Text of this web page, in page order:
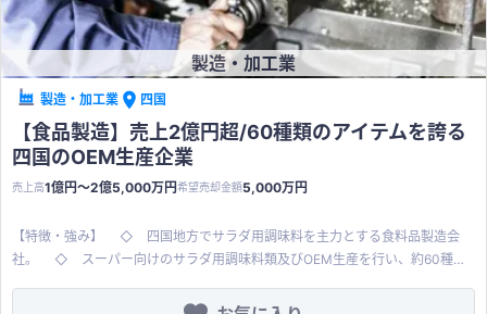
製造・加工業
製造・加工業 四国
【食品製造】売上2億円超/60種類のアイテムを誇る
四国のOEM生産企業
売上高1億円〜2億5,000万円希望売却金額5,000万円
【特徴・強み】 ◇ 四国地方でサラダ用調味料を主力とする食料品製造会
社。 ◇ スーパー向けのサラダ用調味料類及びOEM生産を行い、約60種類
取り上げも多数。 ◇ 販路は大手百貨店、小売店、航空会社、ホテル等と多